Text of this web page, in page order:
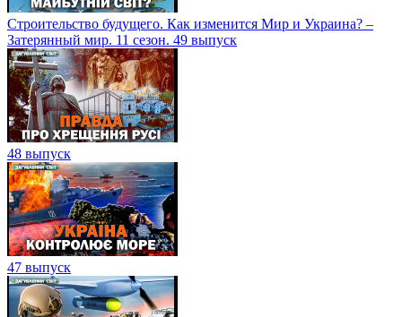
Строительство будущего. Как изменится Мир и Украина? –
Затерянный мир. 11 сезон. 49 выпуск
48 выпуск
47 выпуск